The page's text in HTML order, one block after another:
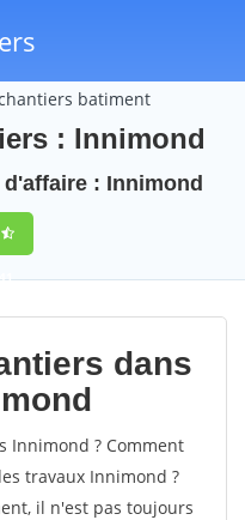
batiment
: Innimond
: Innimond
41
dans
Innimond ? Comment
travaux Innimond ?
il n'est pas toujours